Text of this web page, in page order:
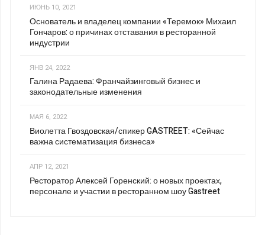
ИЮНЬ 10, 2021
Основатель и владелец компании «Теремок» Михаил
Гончаров: о причинах отставания в ресторанной
индустрии
ЯНВ 24, 2022
Галина Радаева: Франчайзинговый бизнес и
законодательные изменения
МАЯ 6, 2022
Виолетта Гвоздовская/спикер GASTREET: «Сейчас
важна систематизация бизнеса»
АПР 12, 2021
Ресторатор Алексей Горенский: о новых проектах,
персонале и участии в ресторанном шоу Gastreet